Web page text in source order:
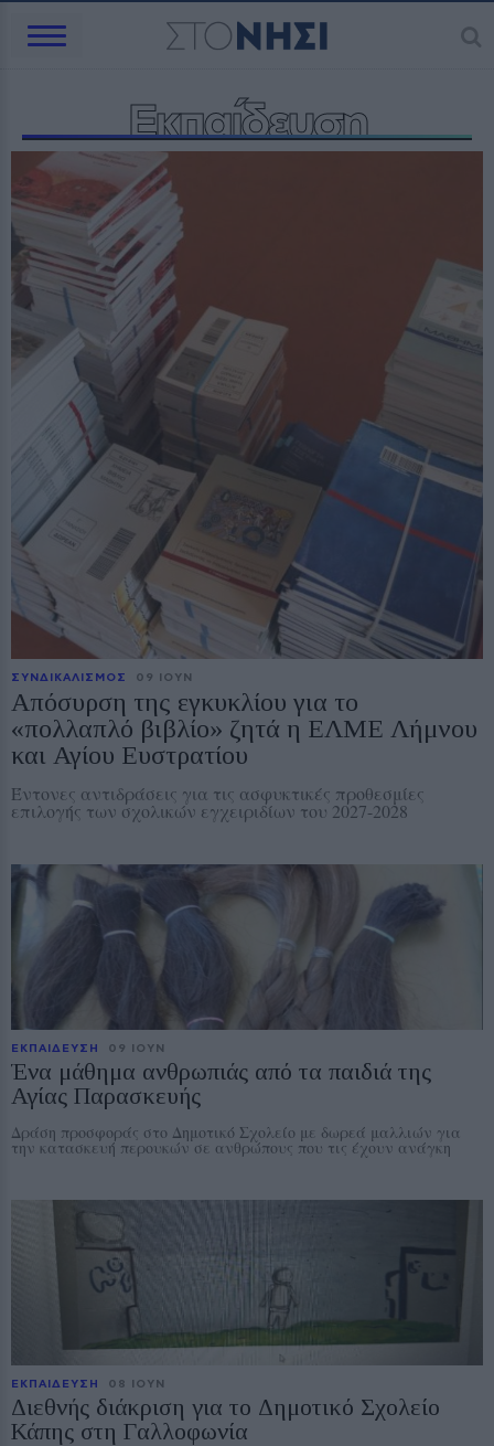
Εκπαίδευση
ΣΥΝΔΙΚΑΛΙΣΜΟΣ 09 ΙΟΥΝ
Απόσυρση της εγκυκλίου για το
«πολλαπλό βιβλίο» ζητά η ΕΛΜΕ Λήμνου
και Αγίου Ευστρατίου
Έντονες αντιδράσεις για τις ασφυκτικές προθεσμίες
επιλογής των σχολικών εγχειριδίων του 2027-2028
ΕΚΠΑΙΔΕΥΣΗ 09 ΙΟΥΝ
Ένα μάθημα ανθρωπιάς από τα παιδιά της
Αγίας Παρασκευής
Δράση προσφοράς στο Δημοτικό Σχολείο με δωρεά μαλλιών για
την κατασκευή περουκών σε ανθρώπους που τις έχουν ανάγκη
ΕΚΠΑΙΔΕΥΣΗ 08 ΙΟΥΝ
Διεθνής διάκριση για το Δημοτικό Σχολείο
Κάπης στη Γαλλοφωνία